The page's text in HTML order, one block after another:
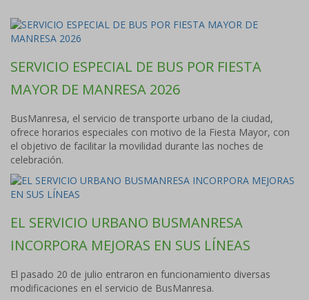
SERVICIO ESPECIAL DE BUS POR FIESTA
MAYOR DE MANRESA 2026
BusManresa, el servicio de transporte urbano de la ciudad,
ofrece horarios especiales con motivo de la Fiesta Mayor, con
el objetivo de facilitar la movilidad durante las noches de
celebración.
EL SERVICIO URBANO BUSMANRESA
INCORPORA MEJORAS EN SUS LÍNEAS
El pasado 20 de julio entraron en funcionamiento diversas
modificaciones en el servicio de BusManresa.